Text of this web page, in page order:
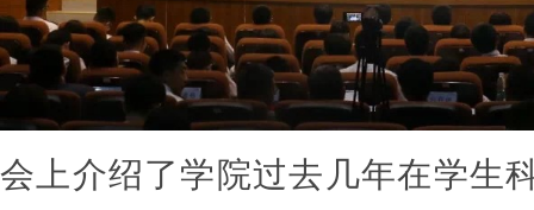
会上介绍了学院过去几年在学生